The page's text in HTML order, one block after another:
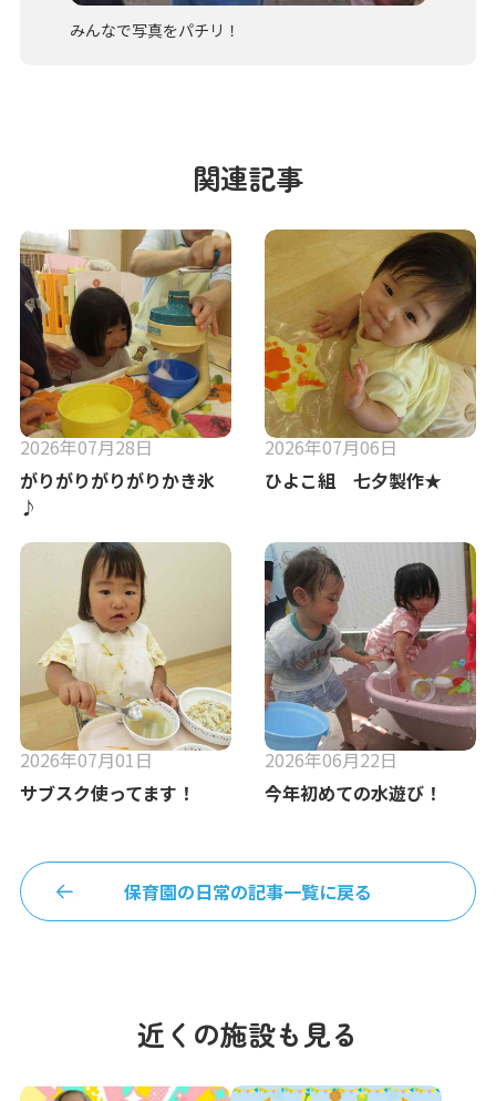
みんなで写真をパチリ！
関連記事
2026年07月28日
がりがりがりがりかき氷
♪
2026年07月06日
ひよこ組 七夕製作★
2026年07月01日
サブスク使ってます！
2026年06月22日
今年初めての水遊び！
保育園の日常の記事一覧に戻る
近くの施設も見る